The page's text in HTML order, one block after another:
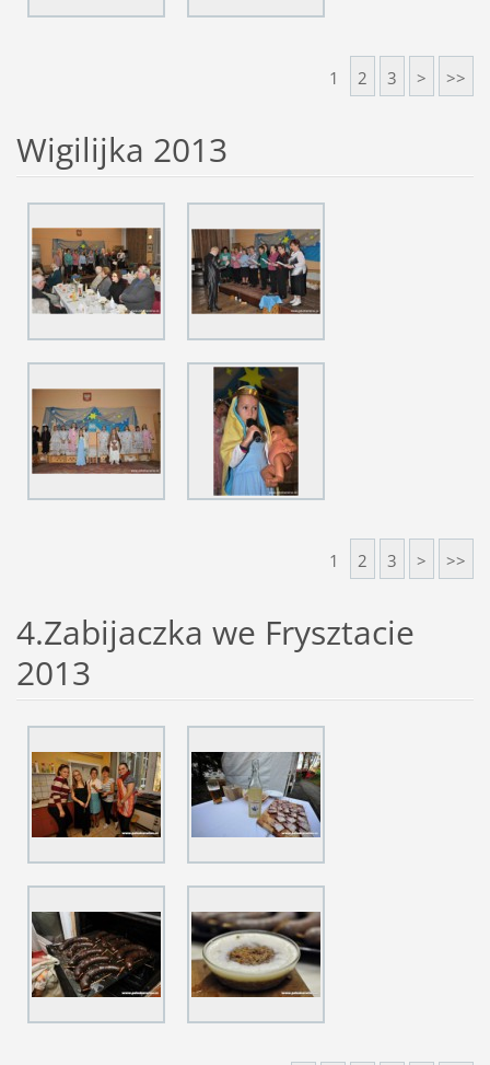
1 2 3 > >>
Wigilijka 2013
1 2 3 > >>
4.Zabijaczka we Frysztacie
2013